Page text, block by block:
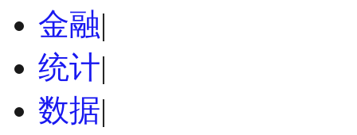
金融|
统计|
数据|